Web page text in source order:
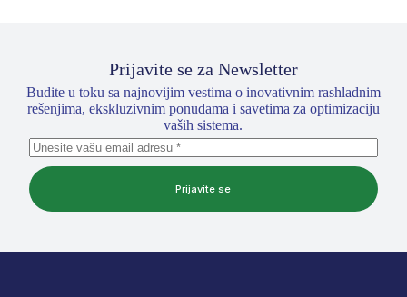
Prijavite se za Newsletter
Budite u toku sa najnovijim vestima o inovativnim rashladnim
rešenjima, ekskluzivnim ponudama i savetima za optimizaciju
vaših sistema.
Prijavite se